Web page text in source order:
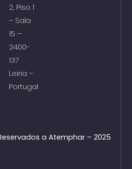
2, Piso 1
– Sala
15 –
2400-
137
Leiria –
Portugal
a Atemphar – 2025